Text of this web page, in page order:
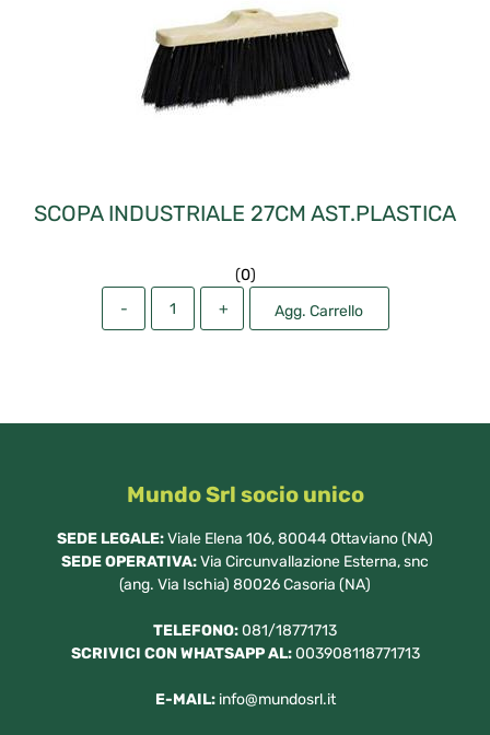
SCOPA INDUSTRIALE 27CM AST.PLASTICA
(0)
Agg. Carrello
Mundo Srl socio unico
SEDE LEGALE:Viale Elena 106, 80044 Ottaviano (NA)
SEDE OPERATIVA:Via Circunvallazione Esterna, snc
(ang. Via Ischia) 80026 Casoria (NA)
TELEFONO:081/18771713
SCRIVICI CON WHATSAPP AL:003908118771713
E-MAIL: info@mundosrl.it